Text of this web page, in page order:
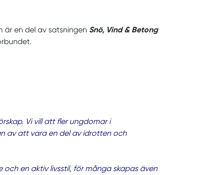
en del av satsningen Snö, Vind & Betong
Vi vill att fler ungdomar i
av att vara en del av idrotten och
en aktiv livsstil, för många skapas även